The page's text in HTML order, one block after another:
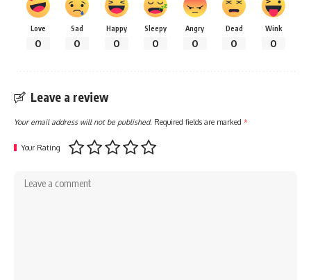
Love
0
Sad
0
Happy
0
Sleepy
0
Angry
0
Dead
0
Wink
0
Leave a review
Your email address will not be published. Required fields are marked *
Your Rating